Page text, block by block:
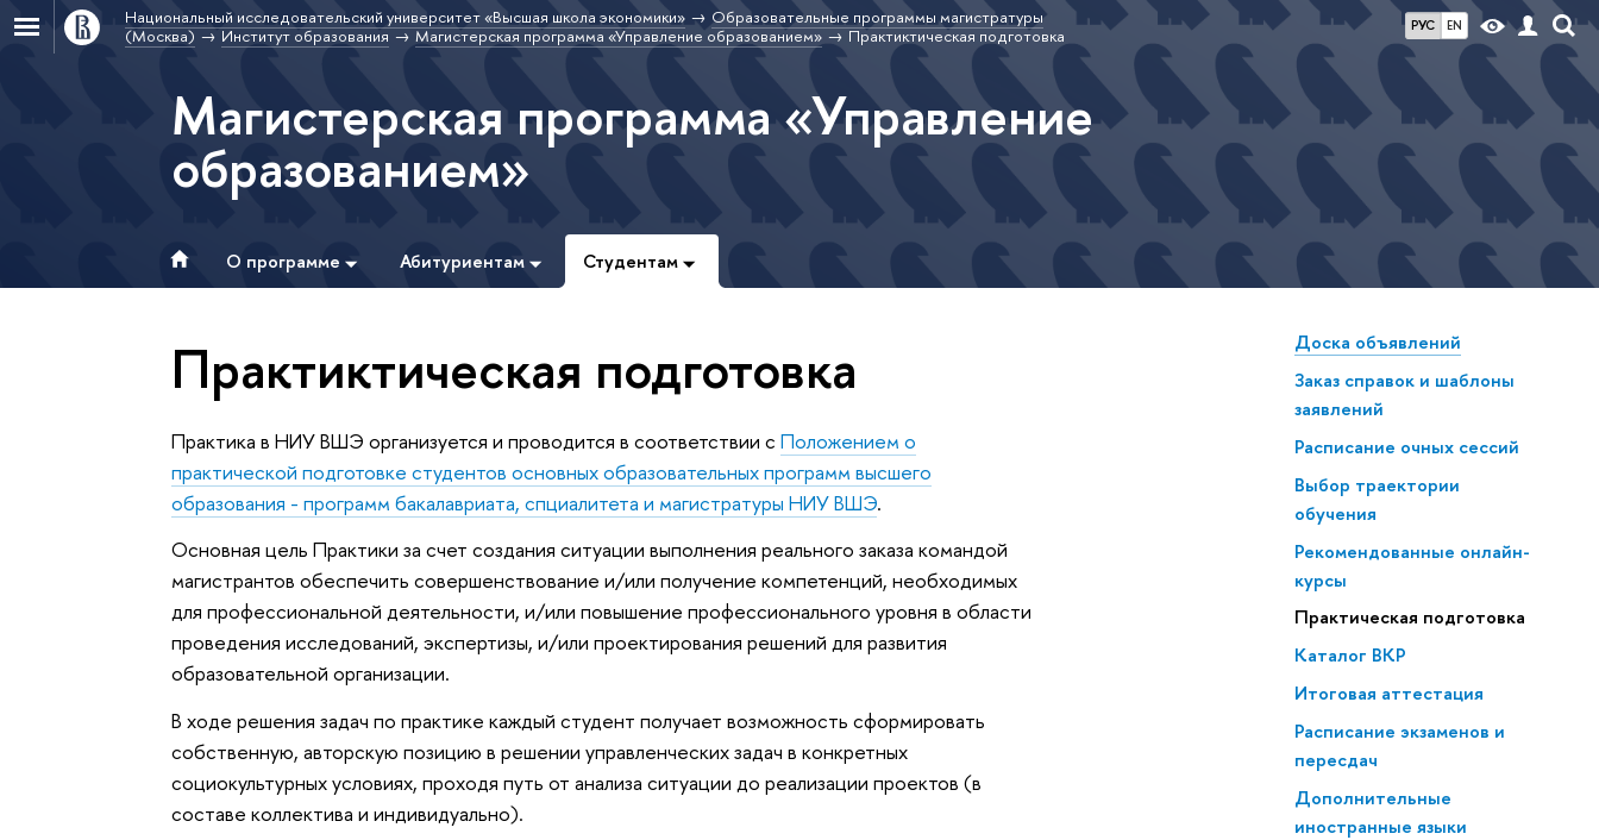
РУС EN
Национальный исследовательский университет «Высшая школа экономики»
Образовательные программы магистратуры
(Москва)
Институт образования Магистерская программа «Управление образованием» Практиктическая подготовка
Магистерская программа «Управление
образованием»
О программе Абитуриентам Студентам
Доска объявлений
Заказ справок и шаблоны
заявлений
Расписание очных сессий
Выбор траектории
обучения
Рекомендованные онлайн-
курсы
Практическая подготовка
Каталог ВКР
Итоговая аттестация
Расписание экзаменов и
пересдач
Дополнительные
иностранные языки
Практиктическая подготовка
Практика в НИУ ВШЭ организуется и проводится в соответствии сПоложением о
практической подготовке студентов основных образовательных программ высшего
образования - программ бакалавриата, спциалитета и магистратуры НИУ ВШЭ.
Основная цель Практики за счет создания ситуации выполнения реального заказа командой
магистрантов обеспечить совершенствование и/или получение компетенций, необходимых
для профессиональной деятельности, и/или повышение профессионального уровня в области
проведения исследований, экспертизы, и/или проектирования решений для развития
образовательной организации.
В ходе решения задач по практике каждый студент получает возможность сформировать
собственную, авторскую позицию в решении управленческих задач в конкретных
социокультурных условиях, проходя путь от анализа ситуации до реализации проектов (в
составе коллектива и индивидуально).